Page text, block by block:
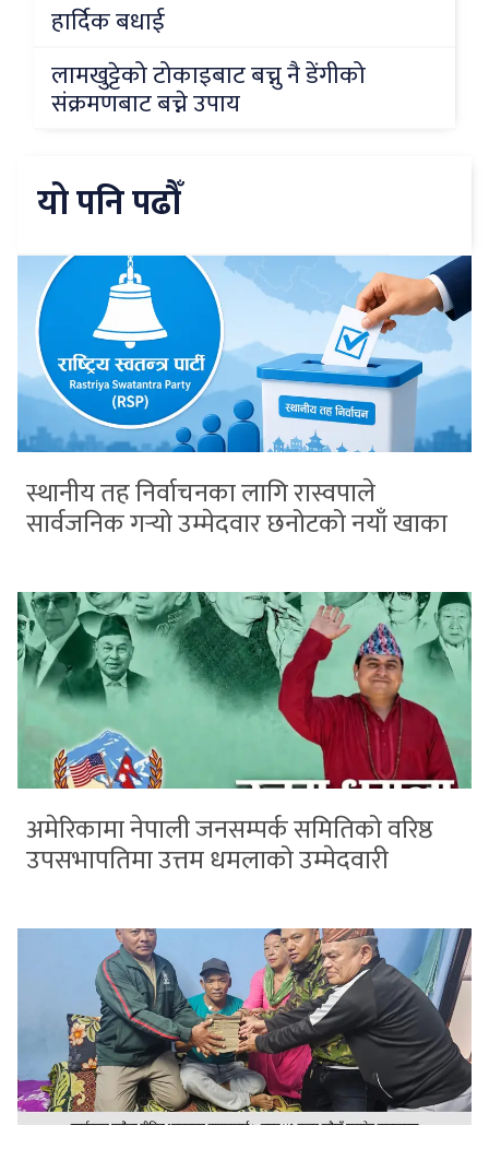
हार्दिक बधाई
लामखुट्टेको टोकाइबाट बच्नु नै डेंगीको
संक्रमणबाट बच्ने उपाय
यो पनि पढौँ
स्थानीय तह निर्वाचनका लागि रास्वपाले
सार्वजनिक गर्‍यो उम्मेदवार छनोटको नयाँ खाका
अमेरिकामा नेपाली जनसम्पर्क समितिको वरिष्ठ
उपसभापतिमा उत्तम धमलाको उम्मेदवारी